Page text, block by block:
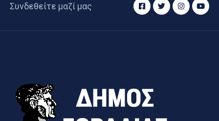
Συνδεθείτε μαζί μας